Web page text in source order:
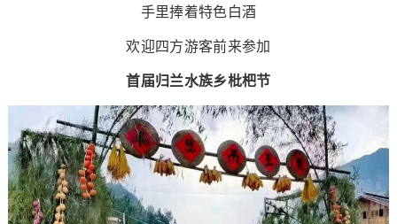
手里捧着特色白酒
欢迎四方游客前来参加
首届归兰水族乡枇杷节